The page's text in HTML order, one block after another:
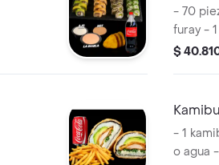
- 70
furay -
bebida
$
- 1
o agua